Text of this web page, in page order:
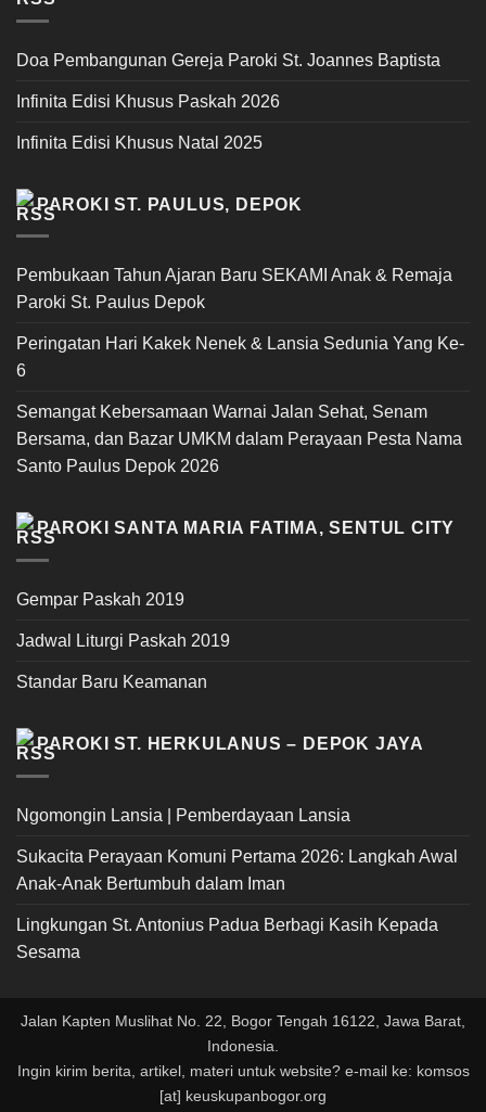
Doa Pembangunan Gereja Paroki St. Joannes Baptista
Infinita Edisi Khusus Paskah 2026
Infinita Edisi Khusus Natal 2025
PAROKI ST. PAULUS, DEPOK
Pembukaan Tahun Ajaran Baru SEKAMI Anak & Remaja
Paroki St. Paulus Depok
Peringatan Hari Kakek Nenek & Lansia Sedunia Yang Ke-
6
Semangat Kebersamaan Warnai Jalan Sehat, Senam
Bersama, dan Bazar UMKM dalam Perayaan Pesta Nama
Santo Paulus Depok 2026
PAROKI SANTA MARIA FATIMA, SENTUL CITY
Gempar Paskah 2019
Jadwal Liturgi Paskah 2019
Standar Baru Keamanan
PAROKI ST. HERKULANUS – DEPOK JAYA
Ngomongin Lansia | Pemberdayaan Lansia
Sukacita Perayaan Komuni Pertama 2026: Langkah Awal
Anak-Anak Bertumbuh dalam Iman
Lingkungan St. Antonius Padua Berbagi Kasih Kepada
Sesama
Jalan Kapten Muslihat No. 22, Bogor Tengah 16122, Jawa Barat,
Indonesia.
Ingin kirim berita, artikel, materi untuk website? e-mail ke: komsos
[at] keuskupanbogor.org